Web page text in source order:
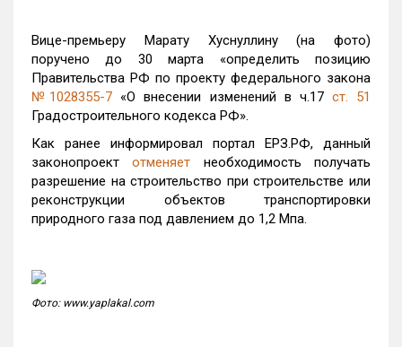
Вице-премьеру Марату Хуснуллину (на фото)
поручено до 30 марта «определить позицию
Правительства РФ по проекту федерального закона
№1028355-7 «О внесении изменений в ч.17 ст. 51
Градостроительного кодекса РФ».
Как ранее информировал портал ЕРЗ.РФ, данный
законопроектотменяет необходимость получать
разрешение на строительство при строительстве или
реконструкции объектов транспортировки
природного газа под давлением до 1,2 Мпа.
Фото: www.yaplakal.com